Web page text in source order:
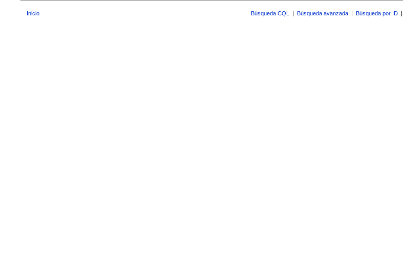
Inicio Búsqueda CQL | Búsqueda avanzada | Búsqueda por ID |